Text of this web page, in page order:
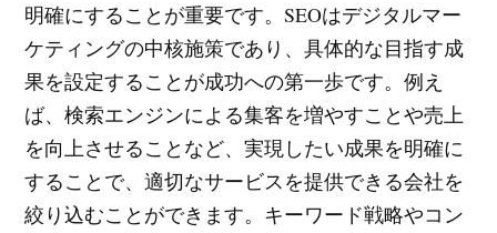
明確にすることが重要です。SEOはデジタルマー
ケティングの中核施策であり、具体的な目指す成
果を設定することが成功への第一歩です。例え
ば、検索エンジンによる集客を増やすことや売上
を向上させることなど、実現したい成果を明確に
することで、適切なサービスを提供できる会社を
絞り込むことができます。キーワード戦略やコン